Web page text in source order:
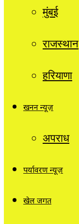
मुंबई
राजस्थान
हरियाणा
खनन न्यूज़
अपराध
पर्यावरण न्यूज़
खेल जगत